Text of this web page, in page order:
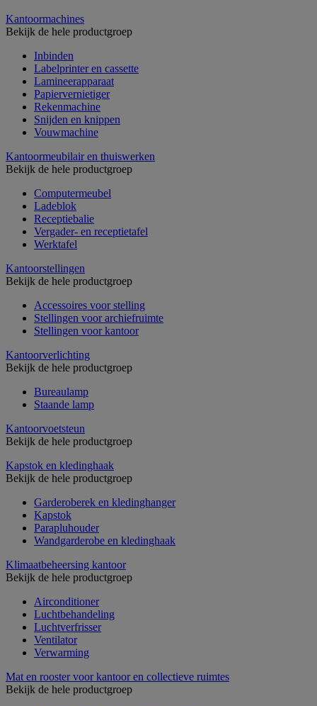
Kantoormachines
Bekijk de hele productgroep
Inbinden
Labelprinter en cassette
Lamineerapparaat
Papiervernietiger
Rekenmachine
Snijden en knippen
Vouwmachine
Kantoormeubilair en thuiswerken
Bekijk de hele productgroep
Computermeubel
Ladeblok
Receptiebalie
Vergader- en receptietafel
Werktafel
Kantoorstellingen
Bekijk de hele productgroep
Accessoires voor stelling
Stellingen voor archiefruimte
Stellingen voor kantoor
Kantoorverlichting
Bekijk de hele productgroep
Bureaulamp
Staande lamp
Kantoorvoetsteun
Bekijk de hele productgroep
Kapstok en kledinghaak
Bekijk de hele productgroep
Garderoberek en kledinghanger
Kapstok
Parapluhouder
Wandgarderobe en kledinghaak
Klimaatbeheersing kantoor
Bekijk de hele productgroep
Airconditioner
Luchtbehandeling
Luchtverfrisser
Ventilator
Verwarming
Mat en rooster voor kantoor en collectieve ruimtes
Bekijk de hele productgroep